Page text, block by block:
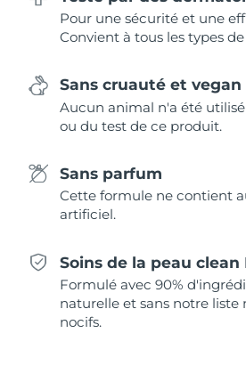
Pour une sécurité et une
Convient à tous les types
Sans cruauté et vegan
Aucun animal n'a été
ou du test de ce produit.
Sans parfum
Cette formule ne contient
artificiel.
Soins de la peau clean
Formulé avec 90%
naturelle et sans notre
nocifs.
Singapour
Slovénie
Corée du Sud
Espagne
Suède
Suisse